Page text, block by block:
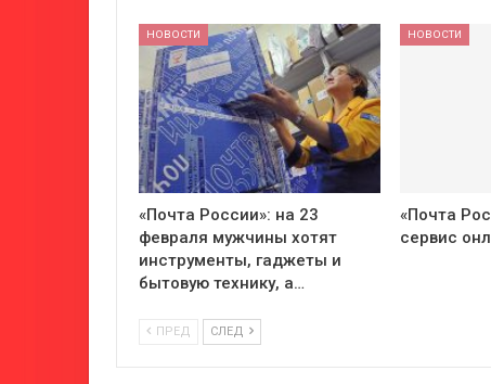
НОВОСТИ
«Почта России»: на 23
февраля мужчины хотят
инструменты, гаджеты и
бытовую технику, а…
НОВОСТИ
«Почта
сервис
ПРЕД СЛЕД